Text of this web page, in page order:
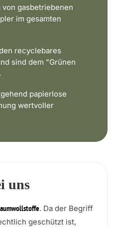
von gasbetriebenen
im gesamten
recyclebares
sind dem "Grünen
papierlose
wertvoller
uns
. Da der Begriff
geschützt ist,